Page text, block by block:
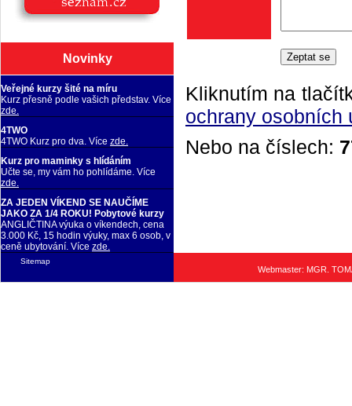
Novinky
Veřejné kurzy šité na míru
Kurz přesně podle vašich představ. Více
zde.
4TWO
4TWO Kurz pro dva. Více zde.
Kurz pro maminky s hlídáním
Učte se, my vám ho pohlídáme. Více
zde.
ZA JEDEN VÍKEND SE NAUČÍME
JAKO ZA 1/4 ROKU! Pobytové kurzy
ANGLIČTINA výuka o víkendech, cena
3.000 Kč, 15 hodin výuky, max 6 osob, v
ceně ubytování. Více zde.
Kliknutím na
ochrany osobních
Nebo na číslech:
Webmaster: MGR.
Sitemap